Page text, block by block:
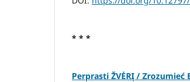
* * *
Perprasti ŽVĖRĮ / Zrozumieć